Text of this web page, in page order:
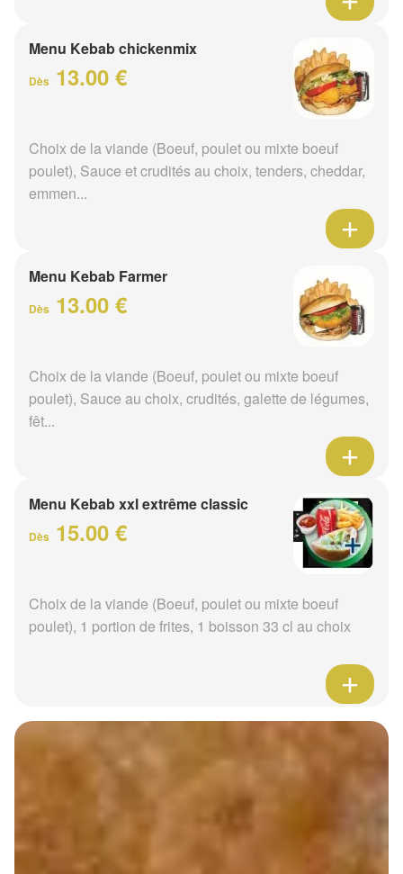
Menu Kebab chickenmix
Dès 13.00 €
Choix de la viande (Boeuf, poulet ou mixte boeuf
poulet), Sauce et crudités au choix, tenders, cheddar,
emmen...
Menu Kebab Farmer
Dès 13.00 €
Choix de la viande (Boeuf, poulet ou mixte boeuf
poulet), Sauce au choix, crudités, galette de légumes,
fêt...
Menu Kebab xxl extrême classic
Dès 15.00 €
Choix de la viande (Boeuf, poulet ou mixte boeuf
poulet), 1 portion de frites, 1 boisson 33 cl au choix